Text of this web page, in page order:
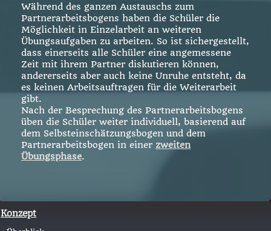
Während des ganzen Austauschs zum
Partnerarbeitsbogens haben die Schüler die
Möglichkeit in Einzelarbeit an weiteren
Übungsaufgaben zu arbeiten. So ist sichergestellt,
dass einerseits alle Schüler eine angemessene
Zeit mit ihrem Partner diskutieren können,
andererseits aber auch keine Unruhe entsteht, da
es keinen Arbeitsauftragen für die Weiterarbeit
gibt.
Nach der Besprechung des Partnerarbeitsbogens
üben die Schüler weiter individuell, basierend auf
dem Selbsteinschätzungsbogen und dem
Partnerarbeitsbogen in einer zweiten
Übungsphase.
Konzept